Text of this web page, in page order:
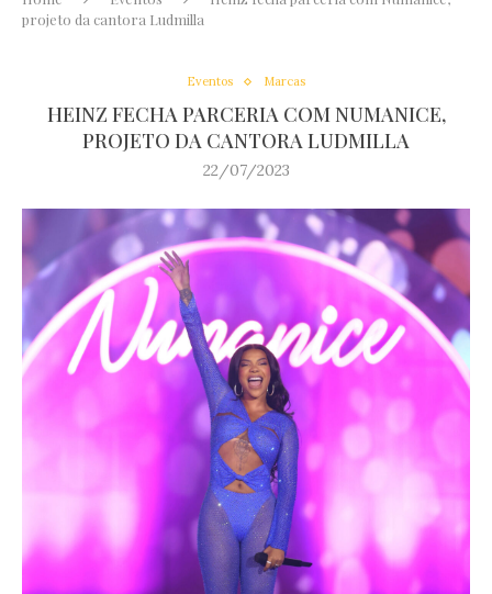
projeto da cantora Ludmilla
Eventos Marcas
HEINZ FECHA PARCERIA COM NUMANICE,
PROJETO DA CANTORA LUDMILLA
22/07/2023